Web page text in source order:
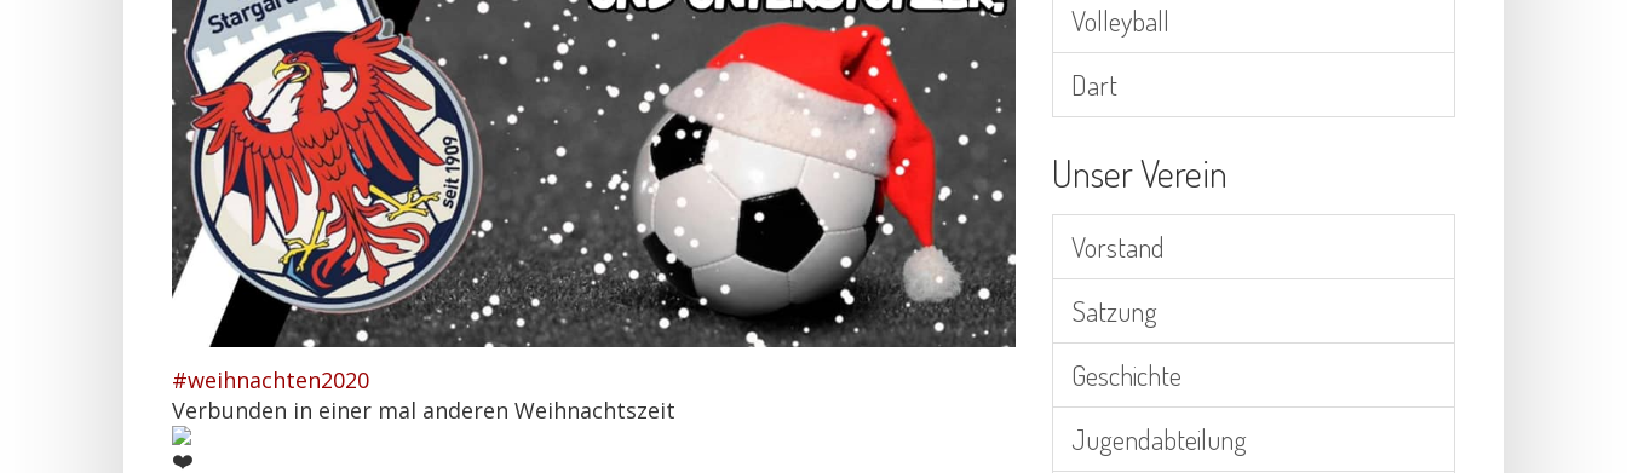
#weihnachten2020
Verbunden in einer mal anderen Weihnachtszeit
Volleyball
Dart
Unser Verein
Vorstand
Satzung
Geschichte
Jugendabteilung